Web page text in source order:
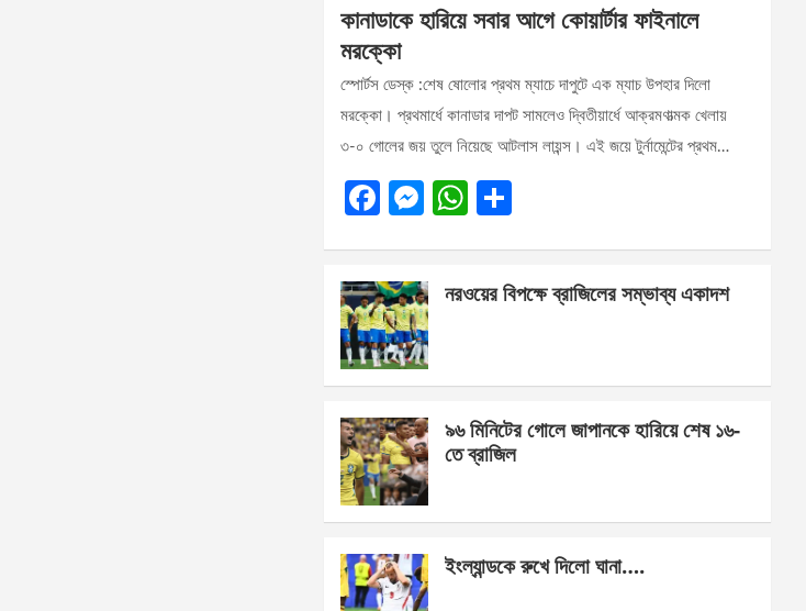
কানাডাকে হারিয়ে সবার আগে কোয়ার্টার ফাইনালে
মরক্কো
স্পোর্টস ডেস্ক :শেষ ষোলোর প্রথম ম্যাচে দাপুটে এক ম্যাচ উপহার দিলো
মরক্কো। প্রথমার্ধে কানাডার দাপট সামলেও দ্বিতীয়ার্ধে আক্রমণাত্মক খেলায়
৩-০ গোলের জয় তুলে নিয়েছে আটলাস লায়ন্স। এই জয়ে টুর্নামেন্টের প্রথম…
F
b
o
o
k
M
n
g
er
W
s
e
নরওয়ের বিপক্ষে ব্রাজিলের সম্ভাব্য একাদশ
৯৬ মিনিটের গোলে জাপানকে হারিয়ে শেষ ১৬-
তে ব্রাজিল
ইংল্যান্ডকে রুখে দিলো ঘানা….